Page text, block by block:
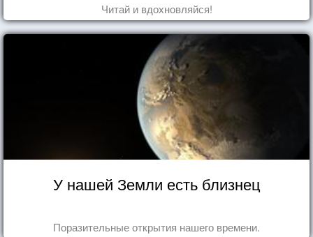
Читай и вдохновляйся!
У нашей Земли есть близнец
Поразительные открытия нашего времени.